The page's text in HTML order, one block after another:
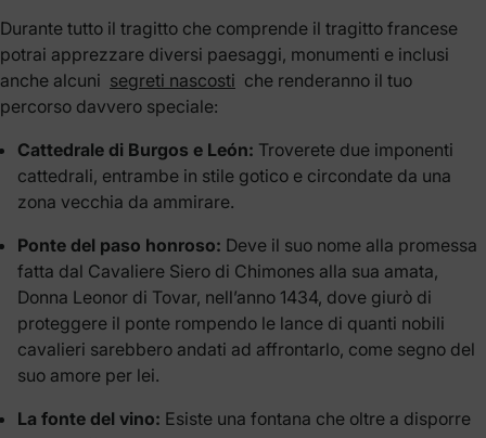
Durante tutto il tragitto che comprende il tragitto francese
potrai apprezzare diversi paesaggi, monumenti e inclusi
anche alcuni segreti nascosti che renderanno il tuo
percorso davvero speciale:
Cattedrale di Burgos e León: Troverete due imponenti
cattedrali, entrambe in stile gotico e circondate da una
zona vecchia da ammirare.
Ponte del paso honroso: Deve il suo nome alla promessa
fatta dal Cavaliere Siero di Chimones alla sua amata,
Donna Leonor di Tovar, nell’anno 1434, dove giurò di
proteggere il ponte rompendo le lance di quanti nobili
cavalieri sarebbero andati ad affrontarlo, come segno del
suo amore per lei.
La fonte del vino: Esiste una fontana che oltre a disporre